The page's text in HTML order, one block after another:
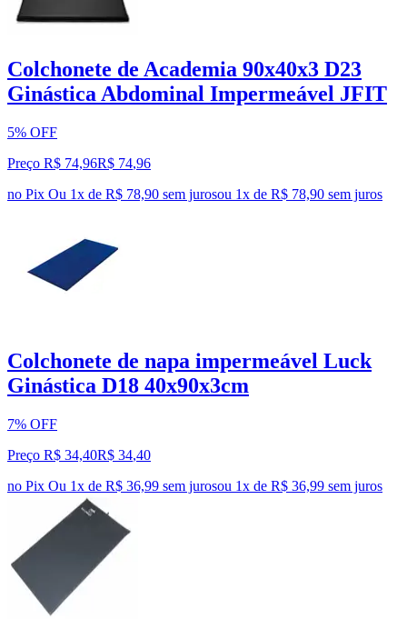
Colchonete de Academia 90x40x3 D23
Ginástica Abdominal Impermeável JFIT
5% OFF
Preço R$ 74,96R$ 74,96
no Pix Ou 1x de R$ 78,90 sem jurosou 1x de R$ 78,90 sem juros
Colchonete de napa impermeável Luck
Ginástica D18 40x90x3cm
7% OFF
Preço R$ 34,40R$ 34,40
no Pix Ou 1x de R$ 36,99 sem jurosou 1x de R$ 36,99 sem juros